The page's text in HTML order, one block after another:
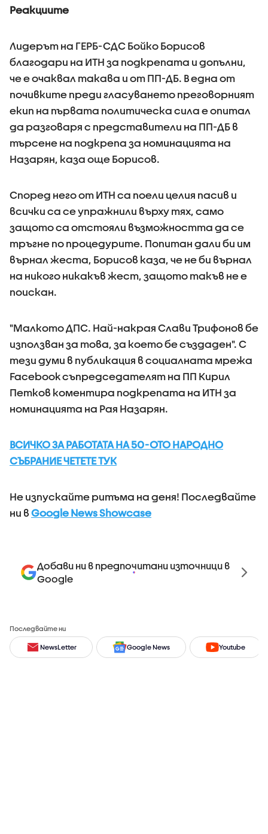
Реакциите
Лидерът на ГЕРБ-СДС Бойко Борисов
благодари на ИТН за подкрепата и допълни,
че е очаквал такава и от ПП-ДБ. В една от
почивките преди гласуването преговорният
екип на първата политическа сила е опитал
да разговаря с представители на ПП-ДБ в
търсене на подкрепа за номинацията на
Назарян, каза още Борисов.
Според него от ИТН са поели целия пасив и
всички са се упражнили върху тях, само
защото са отстояли възможността да се
тръгне по процедурите. Попитан дали би им
върнал жеста, Борисов каза, че не би върнал
на никого никакъв жест, защото такъв не е
поискан.
"Малкото ДПС. Най-накрая Слави Трифонов бе
използван за това, за което бе създаден". С
тези думи в публикация в социалната мрежа
Facebook съпредседателят на ПП Кирил
Петков коментира подкрепата на ИТН за
номинацията на Рая Назарян.
ВСИЧКО ЗА РАБОТАТА НА 50-ОТО НАРОДНО
СЪБРАНИЕ ЧЕТЕТЕ ТУК
Не изпускайте ритъма на деня! Последвайте
ни в Google News Showcase
Добави ни в предпочитани източници в
Google
Последвайте ни
NewsLetter Google News Youtube